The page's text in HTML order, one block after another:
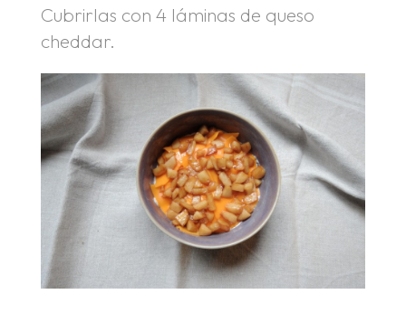
Cubrirlas con 4 láminas de queso
cheddar.